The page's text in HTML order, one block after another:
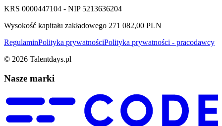
KRS 0000447104 - NIP 5213636204
Wysokość kapitału zakładowego 271 082,00 PLN
RegulaminPolityka prywatnościPolityka prywatności - pracodawcy
© 2026 Talentdays.pl
Nasze marki